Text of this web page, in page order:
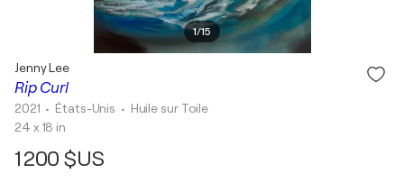
1/15
Rip Curl
Jenny Lee
2021 • États-Unis • Huile sur Toile
24 x 18 in
1 200 $US